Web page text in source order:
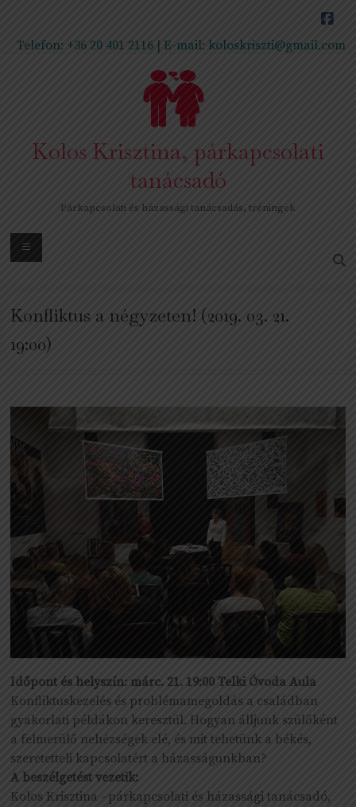
content
Telefon: +36 20 401 2116 | E-mail: koloskriszti@gmail.com
Kolos Krisztina, párkapcsolati
tanácsadó
Párkapcsolati és házassági tanácsadás, tréningek
Menu
Konfliktus a négyzeten! (2019. 03. 21.
19:00)
Időpont és helyszín: márc. 21. 19:00 Telki Óvoda Aula
Konfliktuskezelés és problémamegoldás a családban
gyakorlati példákon keresztül. Hogyan álljunk szülőként
a felmerülő nehézségek elé, és mit tehetünk a békés,
szeretetteli kapcsolatért a házasságunkban?
A beszélgetést vezetik:
Kolos Krisztina –párkapcsolati és házassági tanácsadó,